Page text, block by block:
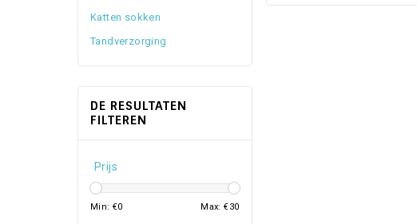
Katten sokken
Tandverzorging
DE RESULTATEN
FILTEREN
Prijs
Min: €0 Max: € 30